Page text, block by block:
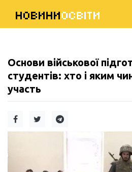
НОВИНИОСВІТИ
Основи військової
студентів: хто і яким
участь